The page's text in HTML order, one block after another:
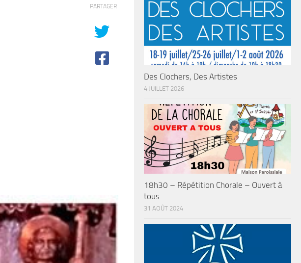
PARTAGER
Des Clochers, Des Artistes
4 JUILLET 2026
18h30 – Répétition Chorale – Ouvert à
tous
31 AOÛT 2024